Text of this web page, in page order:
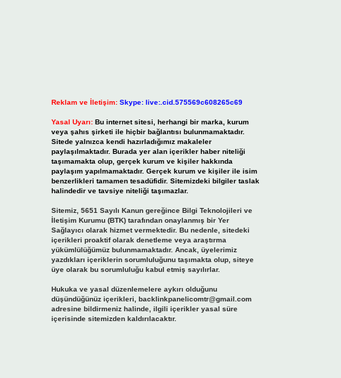
Reklam ve İletişim: Skype: live:.cid.575569c608265c69
Yasal Uyarı: Bu internet sitesi, herhangi bir marka, kurum
veya şahıs şirketi ile hiçbir bağlantısı bulunmamaktadır.
Sitede yalnızca kendi hazırladığımız makaleler
paylaşılmaktadır. Burada yer alan içerikler haber niteliği
taşımamakta olup, gerçek kurum ve kişiler hakkında
paylaşım yapılmamaktadır. Gerçek kurum ve kişiler ile isim
benzerlikleri tamamen tesadüfidir. Sitemizdeki bilgiler taslak
halindedir ve tavsiye niteliği taşımazlar.
Sitemiz, 5651 Sayılı Kanun gereğince Bilgi Teknolojileri ve
İletişim Kurumu (BTK) tarafından onaylanmış bir Yer
Sağlayıcı olarak hizmet vermektedir. Bu nedenle, sitedeki
içerikleri proaktif olarak denetleme veya araştırma
yükümlülüğümüz bulunmamaktadır. Ancak, üyelerimiz
yazdıkları içeriklerin sorumluluğunu taşımakta olup, siteye
üye olarak bu sorumluluğu kabul etmiş sayılırlar.
Hukuka ve yasal düzenlemelere aykırı olduğunu
düşündüğünüz içerikleri, backlinkpanelicomtr@gmail.com
adresine bildirmeniz halinde, ilgili içerikler yasal süre
içerisinde sitemizden kaldırılacaktır.